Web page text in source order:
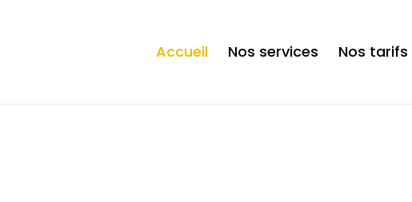
the dangerous code has been removed, and the file is now safe to use. */
Accueil Nos services Nos tarifs